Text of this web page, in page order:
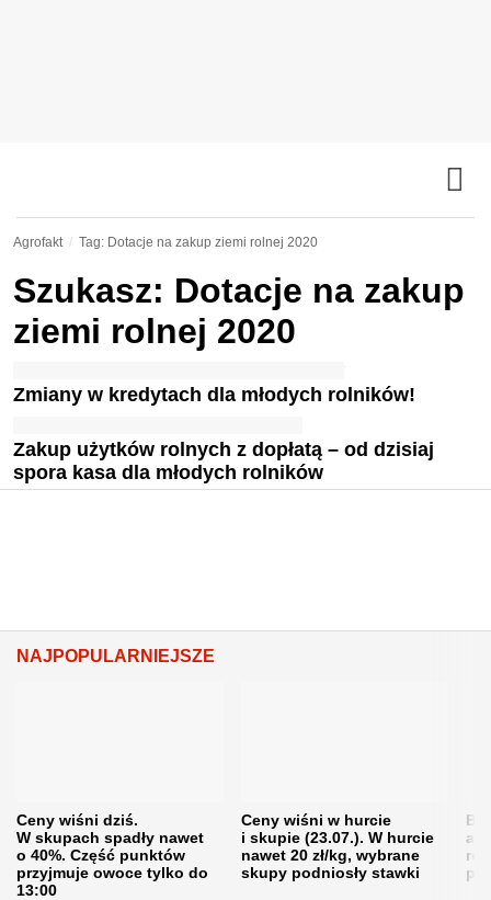
Agrofakt Tag: Dotacje na zakup ziemi rolnej 2020
Szukasz: Dotacje na zakup
ziemi rolnej 2020
Zmiany w kredytach dla młodych rolników!
Zakup użytków rolnych z dopłatą – od dzisiaj
spora kasa dla młodych rolników
NAJPOPULARNIEJSZE
Ceny wiśni dziś.
W skupach spadły nawet
o 40%. Część punktów
przyjmuje owoce tylko do
13:00
Ceny wiśni w hurcie
i skupie (23.07.). W hurcie
nawet 20 zł/kg, wybrane
skupy podniosły stawki